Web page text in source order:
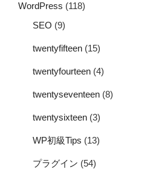
WordPress (118)
SEO (9)
twentyfifteen (15)
twentyfourteen (4)
twentyseventeen (8)
twentysixteen (3)
WP初級Tips (13)
プラグイン (54)